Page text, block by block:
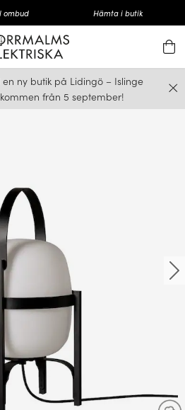
ombud Hämta i butik
ny butik på Lidingö – Islinge
från 5 september!